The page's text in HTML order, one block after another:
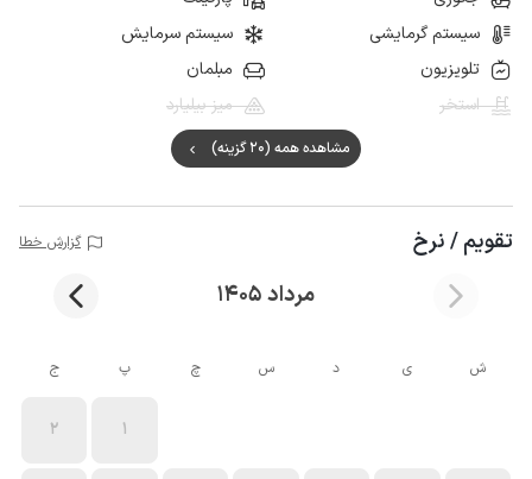
سیستم گرمایشی
سیستم سرمایش
تلویزیون
مبلمان
استخر
میز بیلیارد
مشاهده همه (20 گزینه)
تقویم / نرخ گزارش خطا
مرداد 1405
ش ی د س چ پ ج
1
2